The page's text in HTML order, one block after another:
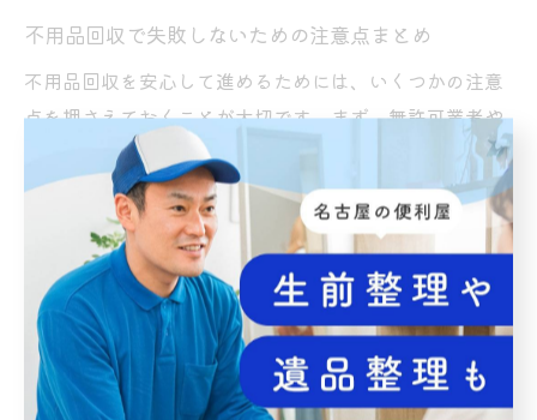
不用品回収で失敗しないための注意点まとめ
不用品回収を安心して進めるためには、いくつかの注意
点を押さえておくことが大切です。まず、無許可業者や
無料回収をうたう業者には十分警戒し、必ず「一般廃棄
物収集運搬業」などの許可証明を確認しましょう。
また、家電リサイクル対象品やパストで回収できないも
のは自治体回収の対象外ですので、公式のリサイクルル
ートを利用してください。分別や回収方法を間違える
と、回収不可や追加費用が発生するだけでなく、違法投
棄や環境負荷の原因にもなります。